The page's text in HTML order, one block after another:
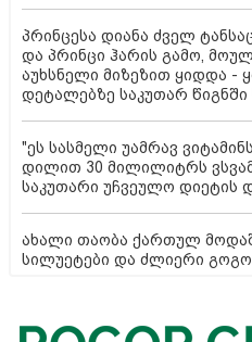
პრინცესა დიანა ძველ
და პრინცი ჰარის გამო,
აუხსნელი მიზეზით ყიდდა
დეტალებზე საკუთარ წიგნში
"ეს სასმელი უამრავ
დილით 30 მილილიტრს
საკუთარი უჩვეულო დიეტის
ახალი თაობა ქართულ
სილუეტები და ძლიერი